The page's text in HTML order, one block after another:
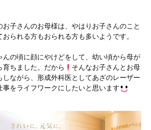
子さんのお母様は、やはりお子さんのこと
られる方もおられる方も多いようです。
んの頃に顔にやけどをして、幼い頃から母が
ちました。だから
そんなお子さんとお母
しながら、形成外科医としてあざのレーザー
事をライフワークにしたいと思います